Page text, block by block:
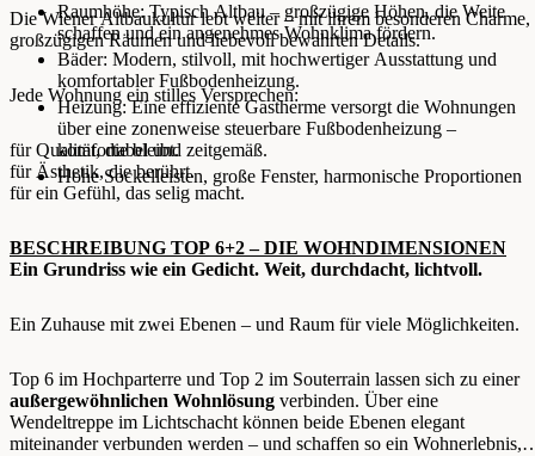
Raumhöhe: Typisch Altbau – großzügige Höhen, die Weite
schaffen und ein angenehmes Wohnklima fördern.
Bäder: Modern, stilvoll, mit hochwertiger Ausstattung und
komfortabler Fußbodenheizung.
Heizung: Eine effiziente Gastherme versorgt die Wohnungen
über eine zonenweise steuerbare Fußbodenheizung –
komfortabel und zeitgemäß.
Hohe Sockelleisten, große Fenster, harmonische Proportionen
Die Wiener Altbaukultur lebt weiter – mit ihrem besonderen Charme,
großzügigen Räumen und liebevoll bewahrten Details.
Jede Wohnung ein stilles Versprechen:
für Qualität, die bleibt.
für Ästhetik, die berührt.
für ein Gefühl, das selig macht.
BESCHREIBUNG TOP 6+2 – DIE WOHNDIMENSIONEN
Ein Grundriss wie ein Gedicht. Weit, durchdacht, lichtvoll.
Ein Zuhause mit zwei Ebenen – und Raum für viele Möglichkeiten.
Top 6 im Hochparterre und Top 2 im Souterrain lassen sich zu einer
außergewöhnlichen Wohnlösung verbinden. Über eine
Wendeltreppe im Lichtschacht können beide Ebenen elegant
miteinander verbunden werden – und schaffen so ein Wohnerlebnis,